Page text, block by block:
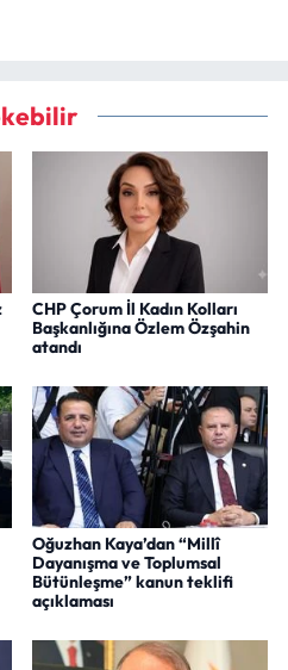
CHP Çorum İl Kadın Kolları
Başkanlığına Özlem Özşahin
atandı
Oğuzhan Kaya’dan “Millî
Dayanışma ve Toplumsal
Bütünleşme” kanun teklifi
açıklaması